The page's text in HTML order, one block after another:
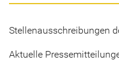
Stellenausschreibungen
Aktuelle